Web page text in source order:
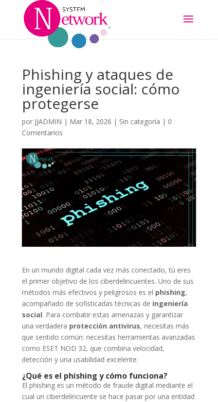
Phishing y ataques de
ingeniería social: cómo
protegerse
por JJADMIN | Mar 18, 2026 | Sin categoría | 0
Comentarios
En un mundo digital cada vez más conectado, tú eres
el primer objetivo de los ciberdelincuentes. Uno de sus
métodos más efectivos y peligrosos es el phishing,
acompañado de sofisticadas técnicas de ingeniería
social. Para combatir estas amenazas y garantizar
una verdadera protección antivirus, necesitas más
que sentido común: necesitas herramientas avanzadas
como ESET NOD 32, que combina velocidad,
detección y una usabilidad excelente.
¿Qué es el phishing y cómo funciona?
El phishing es un método de fraude digital mediante el
cual un ciberdelincuente se hace pasar por una entidad